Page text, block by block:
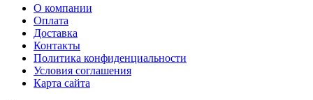
О компании
Оплата
Доставка
Контакты
Политика конфиденциальности
Условия соглашения
Карта сайта